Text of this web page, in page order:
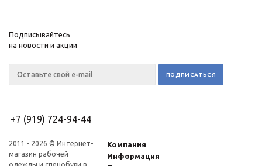
Подписывайтесь
на новости и акции
+7 (919) 724-94-44
2011 - 2026 © Интернет-
магазин рабочей
Компания
Информация